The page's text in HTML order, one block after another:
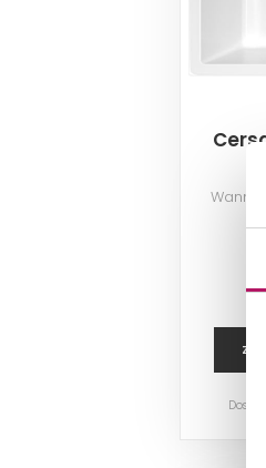
Wanna